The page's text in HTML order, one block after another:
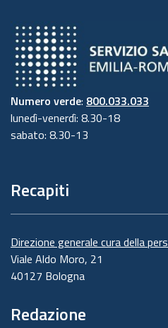
Numero verde: 800.033.033
lunedì-venerdì: 8.30-18
sabato: 8.30-13
Recapiti
Direzione generale cura della
Viale Aldo Moro, 21
40127 Bologna
Redazione